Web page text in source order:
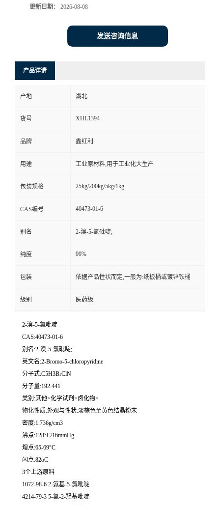
更新日期： 2026-08-08
发送咨询信息
产品详请
产地 湖北
货号 XHL1394
品牌 鑫红利
用途 工业原材料,用于工业化大生产
包装规格 25kg/200kg/5kg/1kg
CAS编号 40473-01-6
别名 2-溴-5-氯砒啶;
纯度 99%
包装 依据产品性状而定,一般为:纸板桶或镀锌铁桶
级别 医药级
2-溴-5-氯吡啶
CAS:40473-01-6
别名:2-溴-5-氯砒啶;
英文名:2-Bromo-5-chloropyridine
分子式:C5H3BrClN
分子量:192.441
类别:其他>化学试剂>卤化物>
物化性质:外观与性状:淡棕色至黄色结晶粉末
密度:1.736g/cm3
沸点:128°C/16mmHg
熔点:65-69°C
闪点:82oC
3个上游原料
1072-98-6 2-氨基-5-氯吡啶
4214-79-3 5-氯-2-羟基吡啶